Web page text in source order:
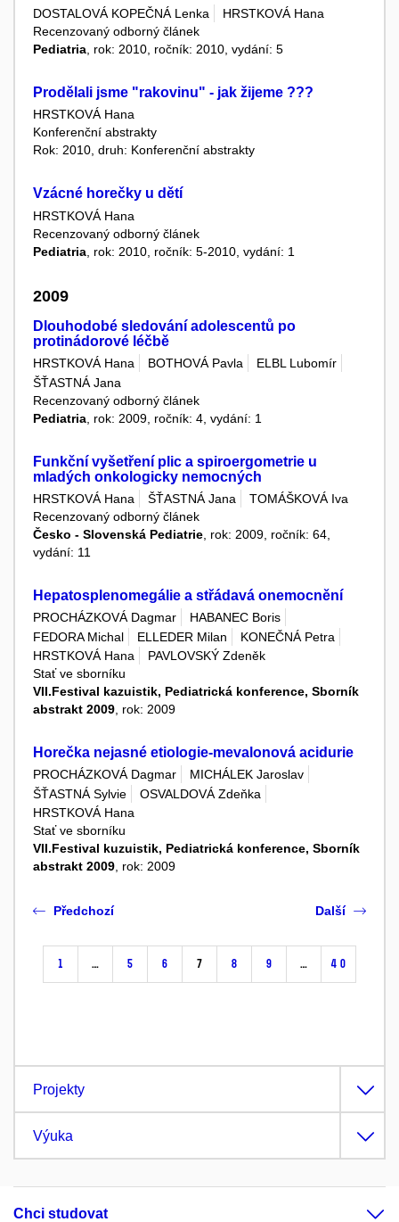
DOSTALOVÁ KOPEČNÁ Lenka
HRSTKOVÁ Hana
Recenzovaný odborný článek
Pediatria , rok: 2010, ročník: 2010, vydání: 5
Prodělali jsme "rakovinu" - jak žijeme ???
HRSTKOVÁ Hana
Konferenční abstrakty
Rok: 2010, druh: Konferenční abstrakty
Vzácné horečky u dětí
HRSTKOVÁ Hana
Recenzovaný odborný článek
Pediatria , rok: 2010, ročník: 5-2010, vydání: 1
2009
Dlouhodobé sledování adolescentů po
protinádorové léčbě
HRSTKOVÁ Hana BOTHOVÁ Pavla
ELBL Lubomír
ŠŤASTNÁ Jana
Recenzovaný odborný článek
Pediatria , rok: 2009, ročník: 4, vydání: 1
Funkční vyšetření plic a spiroergometrie u
mladých onkologicky nemocných
HRSTKOVÁ Hana ŠŤASTNÁ Jana
TOMÁŠKOVÁ Iva
Recenzovaný odborný článek
Česko - Slovenská Pediatrie , rok: 2009, ročník: 64,
vydání: 11
Hepatosplenomegálie a střádavá onemocnění
PROCHÁZKOVÁ Dagmar
HABANEC Boris
FEDORA Michal
ELLEDER Milan
KONEČNÁ Petra
HRSTKOVÁ Hana
PAVLOVSKÝ Zdeněk
Stať ve sborníku
VII.Festival kazuistik, Pediatrická konference, Sborník
abstrakt 2009 , rok: 2009
Horečka nejasné etiologie-mevalonová acidurie
PROCHÁZKOVÁ Dagmar
MICHÁLEK Jaroslav
ŠŤASTNÁ Sylvie
OSVALDOVÁ Zdeňka
HRSTKOVÁ Hana
Stať ve sborníku
VII.Festival kuzuistik, Pediatrická konference, Sborník
abstrakt 2009 , rok: 2009
Předchozí
1 … 5 6 7 8 9 … 40
Další
Projekty
Výuka
Chci studovat